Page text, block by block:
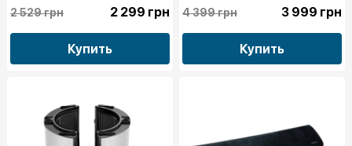
(971056-01)
2 529 грн 2 299 грн
Купить
(969559-02)
4 399 грн 3 999 грн
Купить